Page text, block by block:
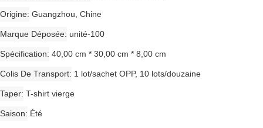
Origine Guangzhou, Chine
Marque Déposée unité-100
Spécification 40,00 cm * 30,00 cm * 8,00 cm
Colis De Transport 1 lot/sachet OPP, 10 lots/douzaine
Taper T-shirt vierge
Saison Été